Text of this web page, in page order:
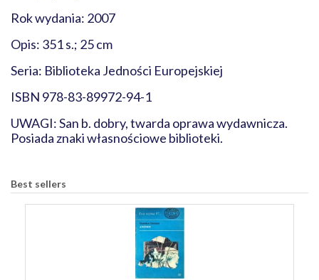
Rok wydania: 2007
Opis: 351 s.; 25 cm
Seria: Biblioteka Jedności Europejskiej
ISBN 978-83-89972-94-1
UWAGI: San b. dobry, twarda oprawa wydawnicza.
Posiada znaki własnościowe biblioteki.
Best sellers